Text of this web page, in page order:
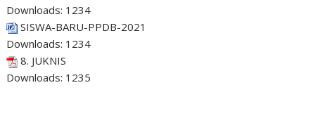
Downloads: 1234
SISWA-BARU-PPDB-2021
Downloads: 1234
8. JUKNIS
Downloads: 1235